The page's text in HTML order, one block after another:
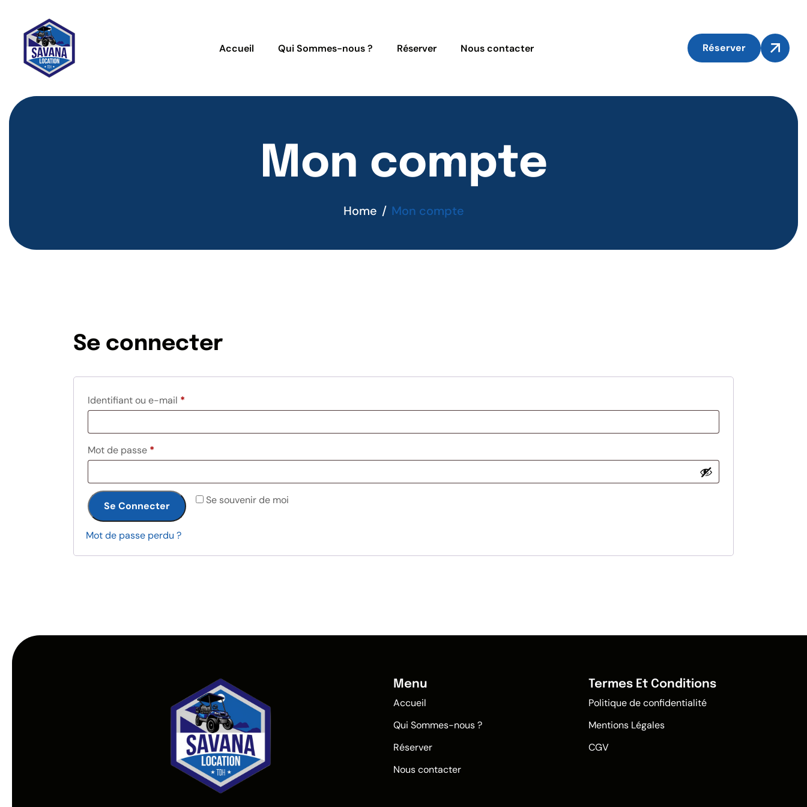
Accueil Qui Sommes-nous ? Réserver Nous contacter Réserver
Mon compte
Home Mon compte
Se connecter
Identifiant ou e-mail *
Mot de passe *
Se souvenir de moi
Se Connecter
Mot de passe perdu ?
Menu
Accueil
Qui Sommes-nous ?
Réserver
Nous contacter
Termes Et Conditions
Politique de confidentialité
Mentions Légales
CGV